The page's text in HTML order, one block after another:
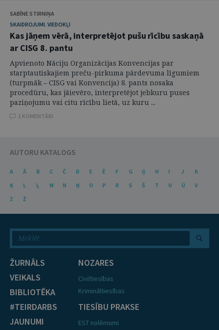
SABĪNE STIRNIŅA
SKAIDROJUMI. VIEDOKĻI
Kas jāņem vērā, interpretējot pušu rīcību saskaņā
ar CISG 8. pantu
Apvienoto Nāciju Organizācijas Konvencijas par
starptautiskajiem preču-pirkuma pārdevuma līgumiem
(turpmāk – CISG vai Konvencija) 8. pants nosaka
procedūru, kas jāievēro, interpretējot jebkuru puses
paziņojumu vai citu rīcību lietā, uz kuru ...
1 KOMENTĀRI
AUTORU KATALOGS
A Ā B C Č D E Ē F G Ģ H I J
K
Ķ
L Ļ M N Ņ O P R S Š T U Ū
V
Z
Ž
ŽURNĀLS
VEIKALS
BIBLIOTĒKA
#TEIRDARBS
JAUNUMI
NOZARES
Civiltiesības
Krimināltiesības
TIESĪBU PRAKSE
EST nolēmumi